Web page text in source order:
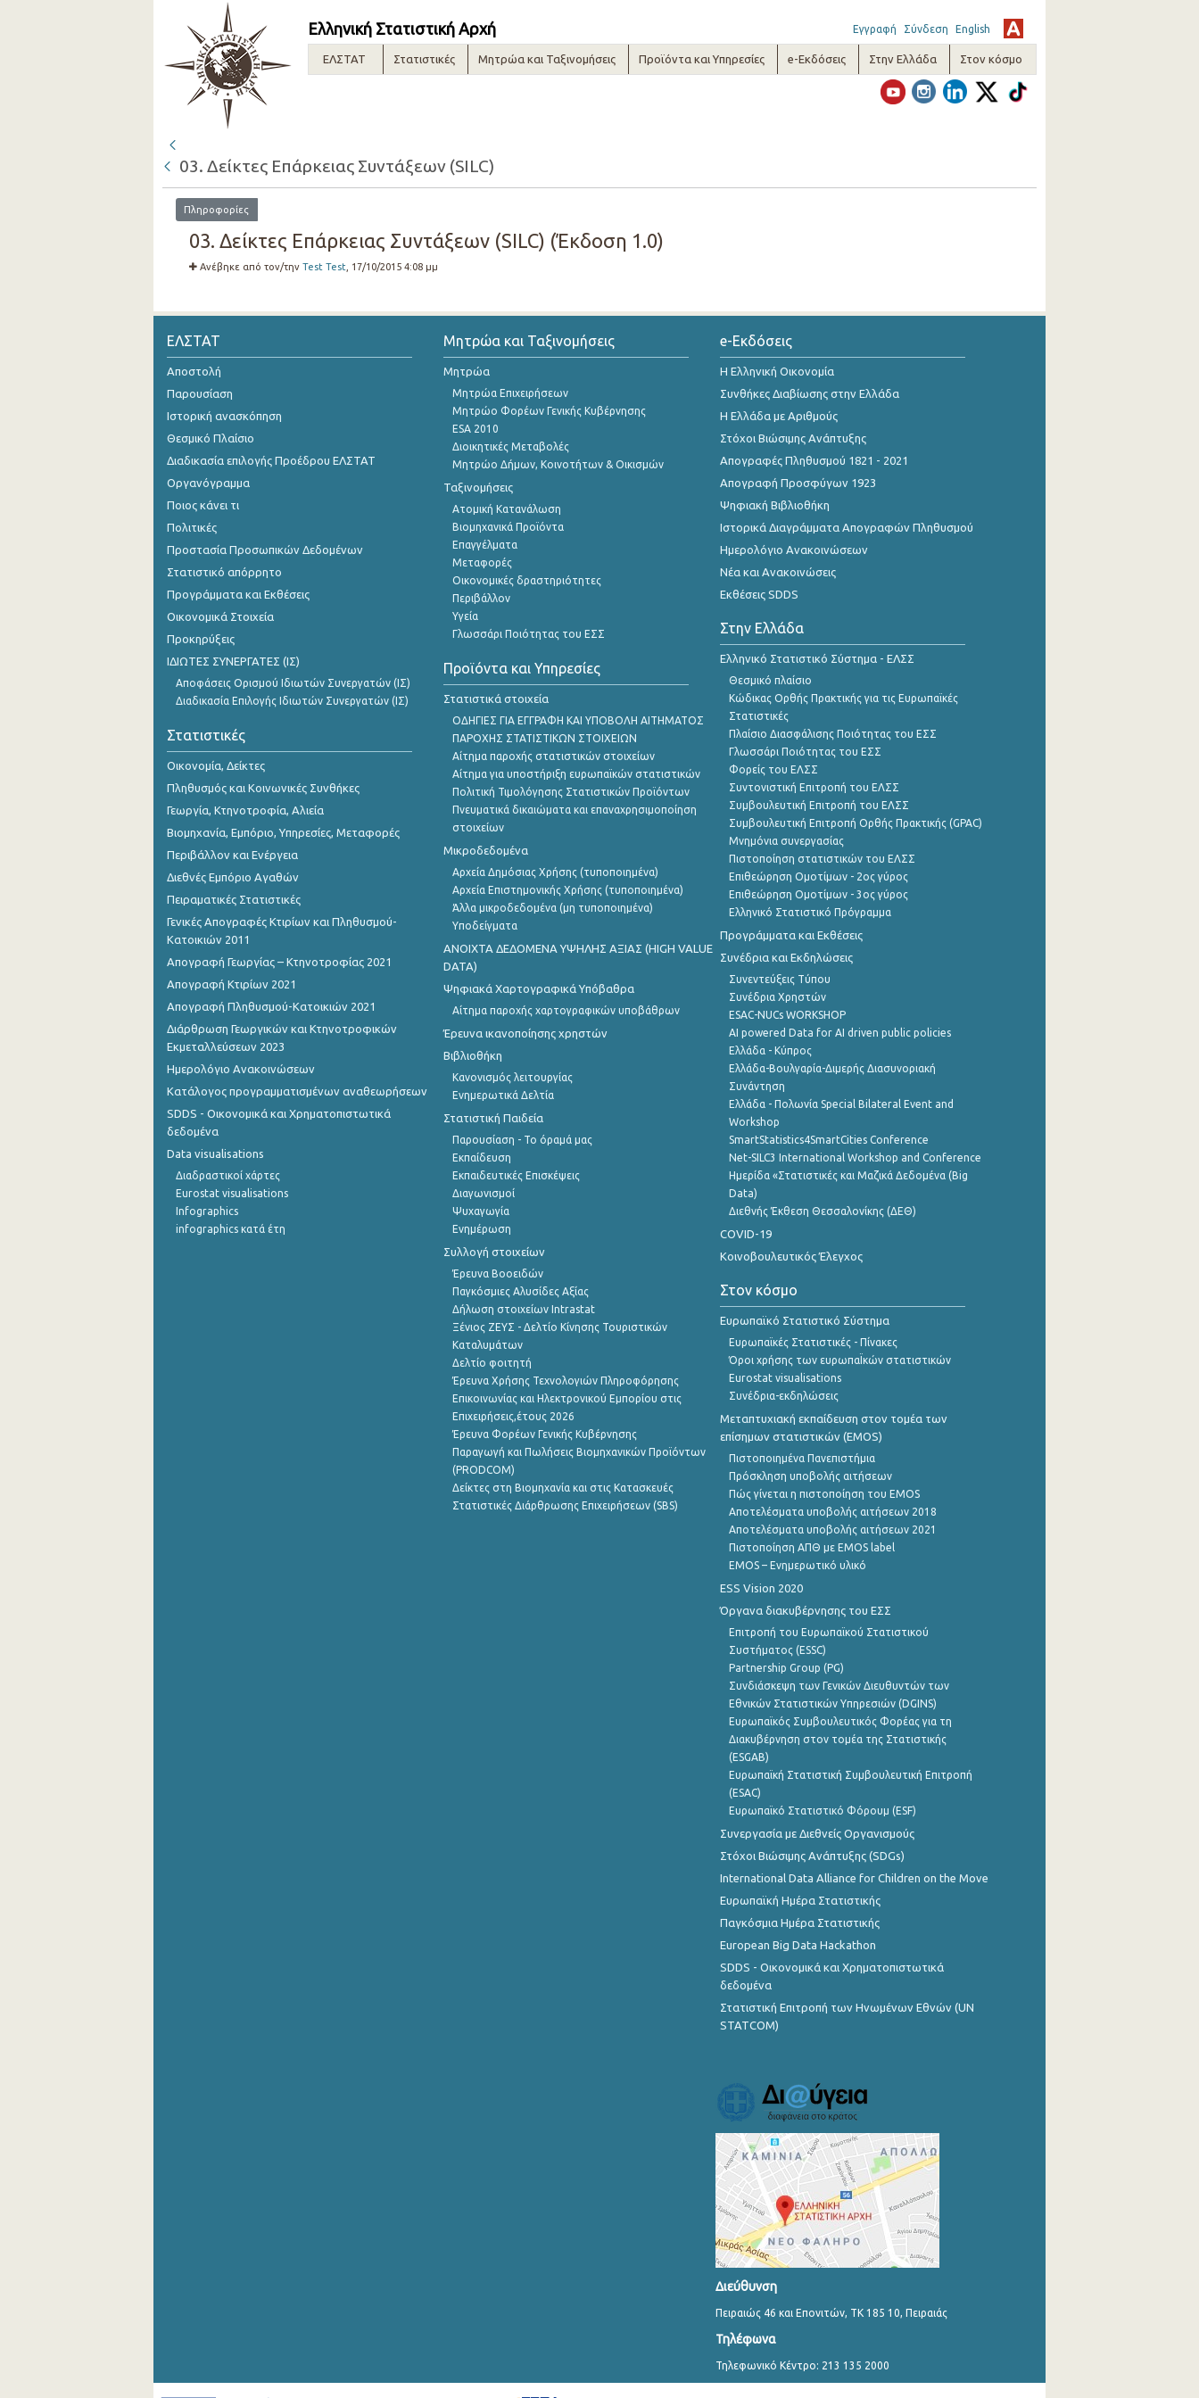
Ελληνική Στατιστική Αρχή Εγγραφή Σύνδεση English
ΕΛΣΤΑΤ Στατιστικές Μητρώα και Ταξινομήσεις Προϊόντα και Υπηρεσίες e-Εκδόσεις Στην Ελλάδα Στον κόσμο
03. Δείκτες Επάρκειας Συντάξεων (SILC)
Πληροφορίες
03. Δείκτες Επάρκειας Συντάξεων (SILC) (Έκδοση 1.0)
Ανέβηκε από τον/την Test Test , 17/10/2015 4:08 μμ
ΕΛΣΤΑΤ
Αποστολή
Παρουσίαση
Ιστορική ανασκόπηση
Θεσμικό Πλαίσιο
Διαδικασία επιλογής Προέδρου ΕΛΣΤΑΤ
Οργανόγραμμα
Ποιος κάνει τι
Πολιτικές
Προστασία Προσωπικών Δεδομένων
Στατιστικό απόρρητο
Προγράμματα και Εκθέσεις
Οικονομικά Στοιχεία
Προκηρύξεις
ΙΔΙΩΤΕΣ ΣΥΝΕΡΓΑΤΕΣ (ΙΣ)
Αποφάσεις Ορισμού Ιδιωτών Συνεργατών (ΙΣ)
Διαδικασία Επιλογής Ιδιωτών Συνεργατών (ΙΣ)
Στατιστικές
Οικονομία, Δείκτες
Πληθυσμός και Κοινωνικές Συνθήκες
Γεωργία, Κτηνοτροφία, Αλιεία
Βιομηχανία, Εμπόριο, Υπηρεσίες, Μεταφορές
Περιβάλλον και Ενέργεια
Διεθνές Εμπόριο Αγαθών
Πειραματικές Στατιστικές
Γενικές Απογραφές Κτιρίων και Πληθυσμού-
Κατοικιών 2011
Απογραφή Γεωργίας – Κτηνοτροφίας 2021
Απογραφή Κτιρίων 2021
Απογραφή Πληθυσμού-Κατοικιών 2021
Διάρθρωση Γεωργικών και Κτηνοτροφικών
Εκμεταλλεύσεων 2023
Ημερολόγιο Ανακοινώσεων
Κατάλογος προγραμματισμένων αναθεωρήσεων
SDDS - Οικονομικά και Χρηματοπιστωτικά
δεδομένα
Data visualisations
Διαδραστικοί χάρτες
Eurostat visualisations
Infographics
infographics κατά έτη
Μητρώα και Ταξινομήσεις
Μητρώα
Μητρώα Επιχειρήσεων
Μητρώο Φορέων Γενικής Κυβέρνησης
ESA 2010
Διοικητικές Μεταβολές
Μητρώο Δήμων, Κοινοτήτων & Οικισμών
Ταξινομήσεις
Ατομική Κατανάλωση
Βιομηχανικά Προϊόντα
Επαγγέλματα
Μεταφορές
Οικονομικές δραστηριότητες
Περιβάλλον
Υγεία
Γλωσσάρι Ποιότητας του ΕΣΣ
Προϊόντα και Υπηρεσίες
Στατιστικά στοιχεία
ΟΔΗΓΙΕΣ ΓΙΑ ΕΓΓΡΑΦΗ ΚΑΙ ΥΠΟΒΟΛΗ ΑΙΤΗΜΑΤΟΣ
ΠΑΡΟΧΗΣ ΣΤΑΤΙΣΤΙΚΩΝ ΣΤΟΙΧΕΙΩΝ
Αίτημα παροχής στατιστικών στοιχείων
Αίτημα για υποστήριξη ευρωπαϊκών στατιστικών
Πολιτική Τιμολόγησης Στατιστικών Προϊόντων
Πνευματικά δικαιώματα και επαναχρησιμοποίηση
στοιχείων
Μικροδεδομένα
Αρχεία Δημόσιας Χρήσης (τυποποιημένα)
Αρχεία Επιστημονικής Χρήσης (τυποποιημένα)
Άλλα μικροδεδομένα (μη τυποποιημένα)
Υποδείγματα
ANOIXTA ΔΕΔΟΜΕΝΑ ΥΨΗΛΗΣ ΑΞΙΑΣ (HIGH VALUE
DATA)
Ψηφιακά Χαρτογραφικά Υπόβαθρα
Αίτημα παροχής χαρτογραφικών υποβάθρων
Έρευνα ικανοποίησης χρηστών
Βιβλιοθήκη
Κανονισμός λειτουργίας
Ενημερωτικά Δελτία
Στατιστική Παιδεία
Παρουσίαση - Το όραμά μας
Εκπαίδευση
Εκπαιδευτικές Επισκέψεις
Διαγωνισμοί
Ψυχαγωγία
Ενημέρωση
Συλλογή στοιχείων
Έρευνα Βοοειδών
Παγκόσμιες Αλυσίδες Αξίας
Δήλωση στοιχείων Intrastat
Ξένιος ΖΕΥΣ - Δελτίο Κίνησης Τουριστικών
Καταλυμάτων
Δελτίο φοιτητή
Έρευνα Χρήσης Τεχνολογιών Πληροφόρησης
Επικοινωνίας και Ηλεκτρονικού Εμπορίου στις
Επιχειρήσεις,έτους 2026
Έρευνα Φορέων Γενικής Κυβέρνησης
Παραγωγή και Πωλήσεις Βιομηχανικών Προϊόντων
(PRODCOM)
Δείκτες στη Βιομηχανία και στις Κατασκευές
Στατιστικές Διάρθρωσης Επιχειρήσεων (SBS)
e-Εκδόσεις
Η Ελληνική Οικονομία
Συνθήκες Διαβίωσης στην Ελλάδα
Η Ελλάδα με Αριθμούς
Στόχοι Βιώσιμης Ανάπτυξης
Απογραφές Πληθυσμού 1821 - 2021
Απογραφή Προσφύγων 1923
Ψηφιακή Βιβλιοθήκη
Ιστορικά Διαγράμματα Απογραφών Πληθυσμού
Ημερολόγιο Ανακοινώσεων
Νέα και Ανακοινώσεις
Εκθέσεις SDDS
Στην Ελλάδα
Ελληνικό Στατιστικό Σύστημα - ΕΛΣΣ
Θεσμικό πλαίσιο
Κώδικας Ορθής Πρακτικής για τις Ευρωπαϊκές
Στατιστικές
Πλαίσιο Διασφάλισης Ποιότητας του ΕΣΣ
Γλωσσάρι Ποιότητας του ΕΣΣ
Φορείς του ΕΛΣΣ
Συντονιστική Επιτροπή του ΕΛΣΣ
Συμβουλευτική Επιτροπή του ΕΛΣΣ
Συμβουλευτική Επιτροπή Ορθής Πρακτικής (GPAC)
Μνημόνια συνεργασίας
Πιστοποίηση στατιστικών του ΕΛΣΣ
Επιθεώρηση Ομοτίμων - 2ος γύρος
Επιθεώρηση Ομοτίμων - 3ος γύρος
Ελληνικό Στατιστικό Πρόγραμμα
Προγράμματα και Εκθέσεις
Συνέδρια και Εκδηλώσεις
Συνεντεύξεις Τύπου
Συνέδρια Χρηστών
ESAC-NUCs WORKSHOP
AI powered Data for AI driven public policies
Ελλάδα - Κύπρος
Ελλάδα-Βουλγαρία-Διμερής Διασυνοριακή
Συνάντηση
Ελλάδα - Πολωνία Special Bilateral Event and
Workshop
SmartStatistics4SmartCities Conference
Net-SILC3 International Workshop and Conference
Ημερίδα «Στατιστικές και Μαζικά Δεδομένα (Big
Data)
Διεθνής Έκθεση Θεσσαλονίκης (ΔΕΘ)
COVID-19
Κοινοβουλευτικός Έλεγχος
Στον κόσμο
Ευρωπαϊκό Στατιστικό Σύστημα
Ευρωπαϊκές Στατιστικές - Πίνακες
Όροι χρήσης των ευρωπαΪκών στατιστικών
Eurostat visualisations
Συνέδρια-εκδηλώσεις
Μεταπτυχιακή εκπαίδευση στον τομέα των
επίσημων στατιστικών (EMOS)
Πιστοποιημένα Πανεπιστήμια
Πρόσκληση υποβολής αιτήσεων
Πώς γίνεται η πιστοποίηση του EMOS
Αποτελέσματα υποβολής αιτήσεων 2018
Αποτελέσματα υποβολής αιτήσεων 2021
Πιστοποίηση ΑΠΘ με EMOS label
EMOS – Ενημερωτικό υλικό
ESS Vision 2020
Όργανα διακυβέρνησης του ΕΣΣ
Επιτροπή του Ευρωπαϊκού Στατιστικού
Συστήματος (ESSC)
Partnership Group (PG)
Συνδιάσκεψη των Γενικών Διευθυντών των
Εθνικών Στατιστικών Υπηρεσιών (DGINS)
Ευρωπαϊκός Συμβουλευτικός Φορέας για τη
Διακυβέρνηση στον τομέα της Στατιστικής
(ESGAB)
Ευρωπαϊκή Στατιστική Συμβουλευτική Επιτροπή
(ESAC)
Ευρωπαϊκό Στατιστικό Φόρουμ (ESF)
Συνεργασία με Διεθνείς Οργανισμούς
Στόχοι Βιώσιμης Ανάπτυξης (SDGs)
International Data Alliance for Children on the Move
Ευρωπαϊκή Ημέρα Στατιστικής
Παγκόσμια Ημέρα Στατιστικής
European Big Data Hackathon
SDDS - Οικονομικά και Χρηματοπιστωτικά
δεδομένα
Στατιστική Επιτροπή των Ηνωμένων Εθνών (UN
STATCOM)
Διεύθυνση
Πειραιώς 46 και Επονιτών, ΤΚ 185 10, Πειραιάς
Τηλέφωνα
Τηλεφωνικό Κέντρο: 213 135 2000